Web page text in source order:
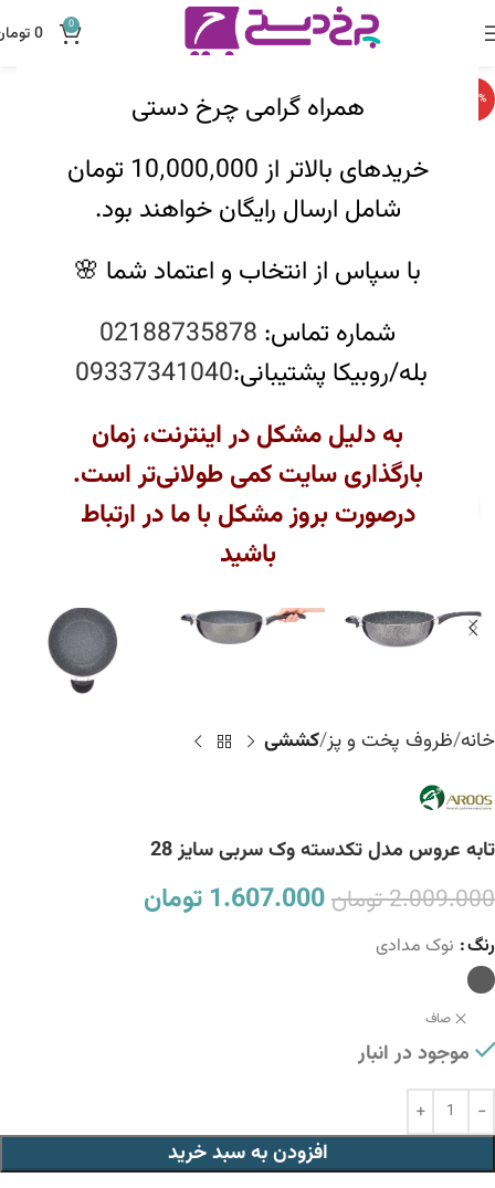
همراه گرامی چرخ دستی
خریدهای بالاتر از 10٬000٬000 تومان
شامل ارسال رایگان خواهند بود.
با سپاس از انتخاب و اعتماد شما 🌸
شماره تماس: 02188735878
بله/روبیکا پشتیبانی:09337341040
به دلیل مشکل در اینترنت، زمان
بارگذاری سایت کمی طولانی‌تر است.
درصورت بروز مشکل با ما در ارتباط
باشید
0
0
-20%
بزرگنمایی تصویر
خانه ظروف پخت و پز کششی
تابه عروس مدل تکدسته وک سربی سایز 28
2.009.000تومان1.607.000 تومان
رنگ نوک مدادی
صاف
موجود در انبار
افزودن به سبد خرید